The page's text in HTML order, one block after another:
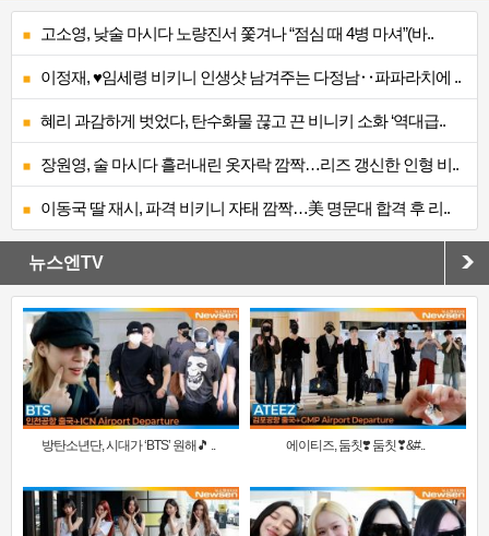
고소영, 낮술 마시다 노량진서 쫓겨나 “점심 때 4병 마셔”(바..
이정재, ♥임세령 비키니 인생샷 남겨주는 다정남‥파파라치에 ..
혜리 과감하게 벗었다, 탄수화물 끊고 끈 비니키 소화 ‘역대급..
장원영, 술 마시다 흘러내린 옷자락 깜짝…리즈 갱신한 인형 비..
이동국 딸 재시, 파격 비키니 자태 깜짝…美 명문대 합격 후 리..
뉴스엔TV
방탄소년단, 시대가 ‘BTS’ 원해🎵 .. 에이티즈, 둠칫❣️ 둠칫❣&#..